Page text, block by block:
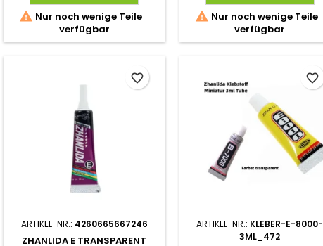
 Nur noch wenige Teile
verfügbar
 Nur noch wenige Teile
verfügbar
ARTIKEL-NR.: 4260665667246
ZHANLIDA E TRANSPARENT
favorite_border
ARTIKEL-NR.: KLEBER-E-8000-
3ML_472
favorite_border